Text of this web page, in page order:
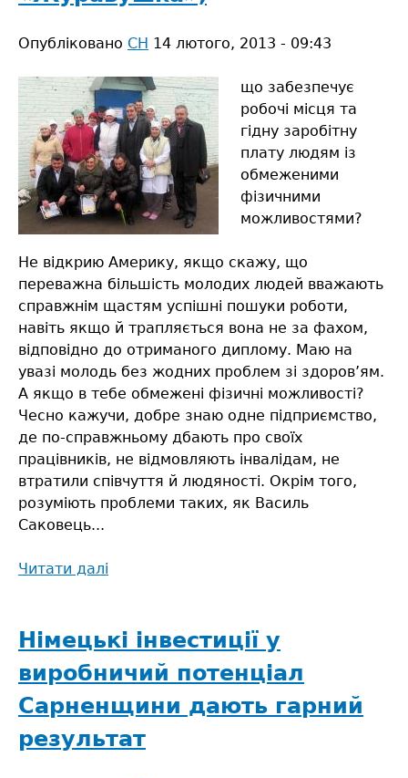
Опубліковано СН 14 лютого, 2013 - 09:43
що забезпечує
робочі місця та
гідну заробітну
плату людям із
обмеженими
фізичними
можливостями?
Не відкрию Америку, якщо скажу, що
переважна більшість молодих людей вважають
справжнім щастям успішні пошуки роботи,
навіть якщо й трапляється вона не за фахом,
відповідно до отриманого диплому. Маю на
увазі молодь без жодних проблем зі здоров’ям.
А якщо в тебе обмежені фізичні можливості?
Чесно кажучи, добре знаю одне підприємство,
де по-справжньому дбають про своїх
працівників, не відмовляють інвалідам, не
втратили співчуття й людяності. Окрім того,
розуміють проблеми таких, як Василь
Саковець...
Читати далі
ПОГ
«Журавушка»,
Німецькі інвестиції у
виробничий потенціал
Сарненщини дають гарний
результат